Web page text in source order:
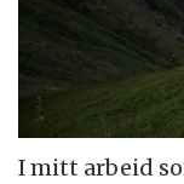
I mitt arbeid